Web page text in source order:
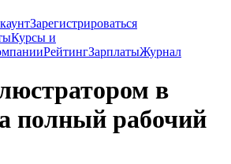
Зарегистрироваться
Курсы и
РейтингЗарплатыЖурнал
в
полный рабочий